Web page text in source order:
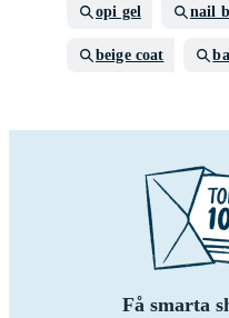
opi gel nail
beige coat
Få smarta